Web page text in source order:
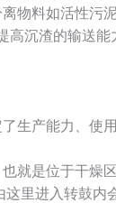
物料如活性污
沉渣的输送能
生产能力、使用
就是位于干燥
里进入转鼓内